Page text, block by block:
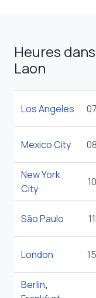
Heures
Laon
Los Angeles
Mexico City
New York
City
São Paulo
London
Berlin,